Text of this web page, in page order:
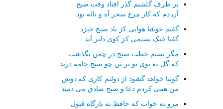
بر طرف گلشنم گذر افتاد وقت صبح
آن دم که کار مرغ سحر آه و ناله بود
گفتم خوشا هوایی کز باد صبح خیزد
گفتا خنک نسیمی کز کوی دلبر آید
مگر نسیم خطت صبح در چمن بگذشت
که گل به بوی تو بر تن چو صبح جامه درید
گوییا خواهد گشود از دولتم کاری که دوش
من همی کردم دعا و صبح صادق می دمید
مرو به خواب که حافظ به بارگاه قبول